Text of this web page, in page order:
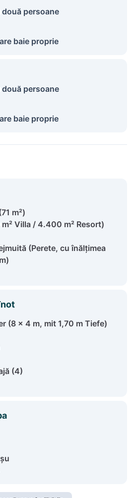
persoane
baie proprie
persoane
baie proprie
m²)
Villa / 4.400 m² Resort)
(Perete, cu înălțimea
(8 x 4 m, mit 1,70 m Tiefe)
(4)